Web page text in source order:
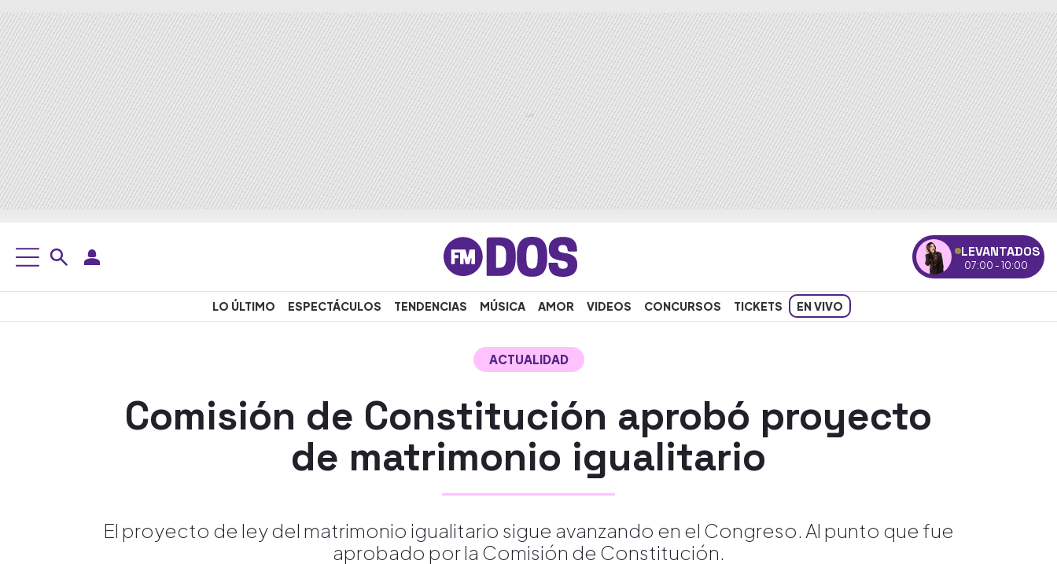
LEVANTADOS
07:00 - 10:00
LO ÚLTIMO ESPECTÁCULOS TENDENCIAS MÚSICA AMOR VIDEOS CONCURSOS TICKETS EN VIVO
ACTUALIDAD
Comisión de Constitución aprobó proyecto
de matrimonio igualitario
El proyecto de ley del matrimonio igualitario sigue avanzando en el Congreso. Al punto que fue
aprobado por la Comisión de Constitución.